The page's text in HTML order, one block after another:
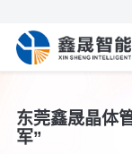
东莞鑫晟晶体
军”